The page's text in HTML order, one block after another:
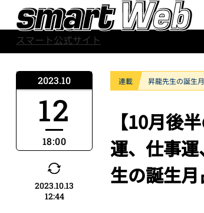
スマート公式サイト
連載 昇龍先生の誕生
【10月後
運、仕事
生の誕生月
2023.10
12
18:00
2023.10.13
12:44